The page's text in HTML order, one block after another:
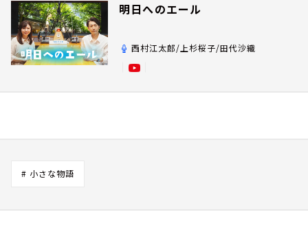
明日へのエール
西村江太郎/上杉桜子/田代沙織
# 小さな物語